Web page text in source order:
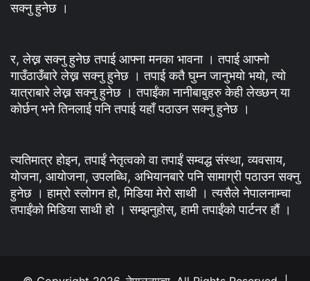
सक्नु हुनेछ ।
र, लेख्न सक्नु हुनेछ तपाई आफ्ना मनका भावना । तपाई आफ्नो
गाउँठाउँबारे लेख्न सक्नु हुनेछ । तपाई कतै घुम्न जानुभयो भयो, त्यो
यात्राबारे लेख्न सक्नु हुनेछ । तपाईंका नानीबाबुहरु केही लेख्छन् या
कोर्छन् भने तिनलाई पनि तपाई यहाँ पठाउन सक्नु हुनेछ ।
त्यतिमात्र होइन, तपाईं नेतृत्वको वा तपाईं सम्वद्ध संस्था, व्यवसाय,
योजना, आयोजना, उपलब्धि, अभियानबारे पनि सामाग्री पठाउन सक्नु
हुनेछ । हाम्रो स्लोगन हो, मिडिया मेरो साथी । त्यसैले नेपालनाम्चा
तपाईंको मिडिया साथी हो । सम्झनुहोस्, हामी तपाईंको पार्टनर हौं ।